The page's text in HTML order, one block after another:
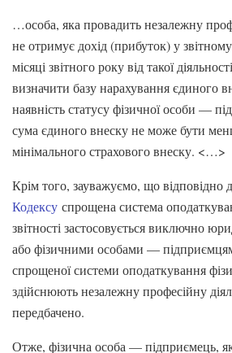
…особа, яка провадить незалежну
не отримує дохід (прибуток) у
місяці звітного року від такої
визначити базу нарахування єдиного
наявність статусу фізичної особи —
сума єдиного внеску не може бути
мінімального страхового внеску. <…>
Крім того, зауважуємо, що відповідно
Кодексу спрощена система
звітності застосовується виключно
або фізичними особами —
спрощеної системи оподаткування
здійснюють незалежну професійну
передбачено.
Отже, фізична особа — підприємець,